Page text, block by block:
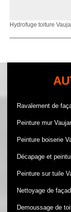
Hydrofuge toiture
Ravalement de
Peinture mur
Peinture boiserie
Décapage et
Peinture sur tuile
Nettoyage de
Demoussage de